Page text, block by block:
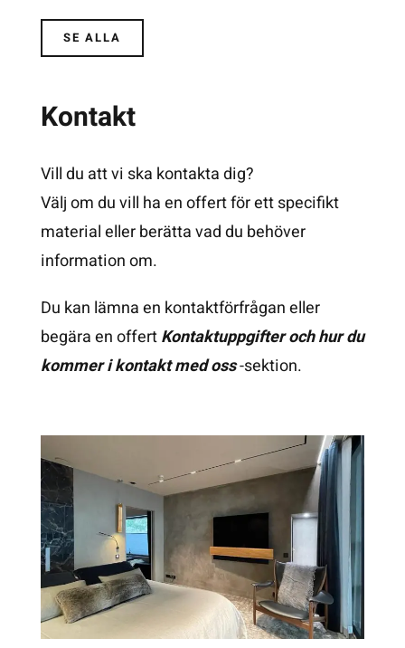
SE ALLA
Kontakt
Vill du att vi ska kontakta dig?
Välj om du vill ha en offert för ett specifikt
material eller berätta vad du behöver
information om.
Du kan lämna en kontaktförfrågan eller
begära en offertKontaktuppgifter och hur du
kommer i kontakt med oss-sektion.